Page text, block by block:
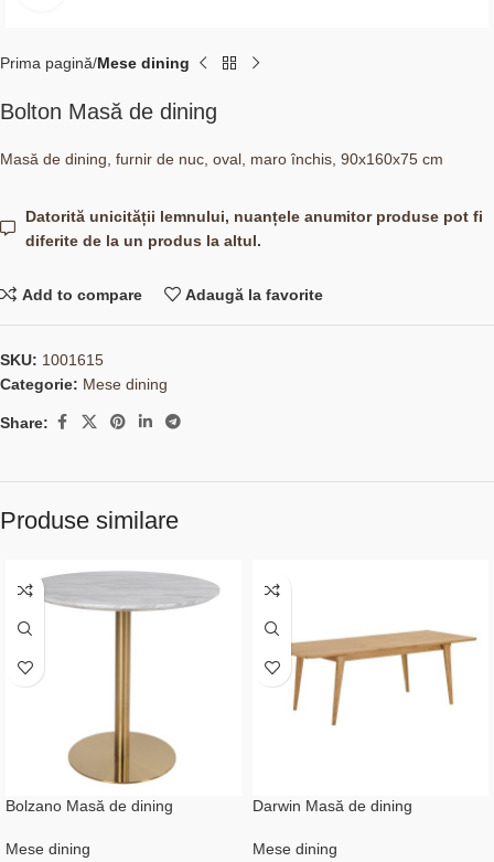
Prima pagină Mese dining
Bolton Masă de dining
Masă de dining, furnir de nuc, oval, maro închis, 90x160x75 cm
Datorită unicității lemnului, nuanțele anumitor produse pot fi
diferite de la un produs la altul.
Add to compare Adaugă la favorite
SKU: 1001615
Categorie: Mese dining
Share:
Produse similare
Bolzano Masă de dining
Mese dining
Darwin Masă de dining
Mese dining